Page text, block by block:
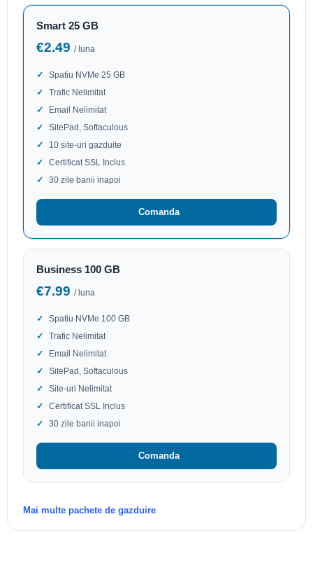
Smart 25 GB
€2.49 / luna
Spatiu NVMe 25 GB
Trafic Nelimitat
Email Nelimitat
SitePad, Softaculous
10 site-uri gazduite
Certificat SSL Inclus
30 zile banii inapoi
Comanda
Business 100 GB
€7.99 / luna
Spatiu NVMe 100 GB
Trafic Nelimitat
Email Nelimitat
SitePad, Softaculous
Site-uri Nelimitat
Certificat SSL Inclus
30 zile banii inapoi
Comanda
Mai multe pachete de gazduire